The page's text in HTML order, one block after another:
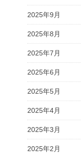
2025年9月
2025年8月
2025年7月
2025年6月
2025年5月
2025年4月
2025年3月
2025年2月